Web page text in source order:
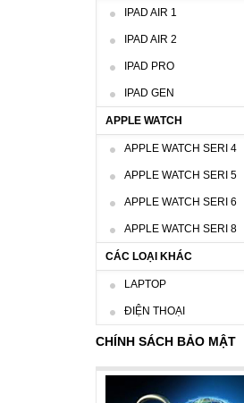
IPAD AIR 1
IPAD AIR 2
IPAD PRO
IPAD GEN
APPLE WATCH
APPLE WATCH SERI 4
APPLE WATCH SERI 5
APPLE WATCH SERI 6
APPLE WATCH SERI 8
CÁC LOẠI KHÁC
LAPTOP
ĐIỆN THOẠI
CHÍNH SÁCH BẢO MẬT